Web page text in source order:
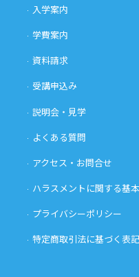
入学案内
学費案内
資料請求
受講申込み
説明会・見学
よくある質問
アクセス・お問合せ
ハラスメントに関する基
プライバシーポリシー
特定商取引法に基づく表記